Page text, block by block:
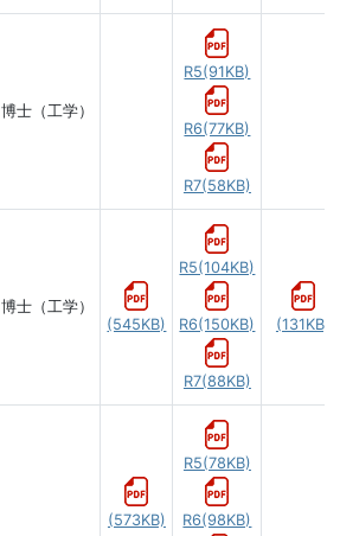
博士（工学）
R5(91KB)
R6(77KB)
R7(58KB)
博士（工学）
(545KB)
R5(104KB)
R6(150KB)
R7(88KB)
(131KB)
(573KB)
R5(78KB)
R6(98KB)